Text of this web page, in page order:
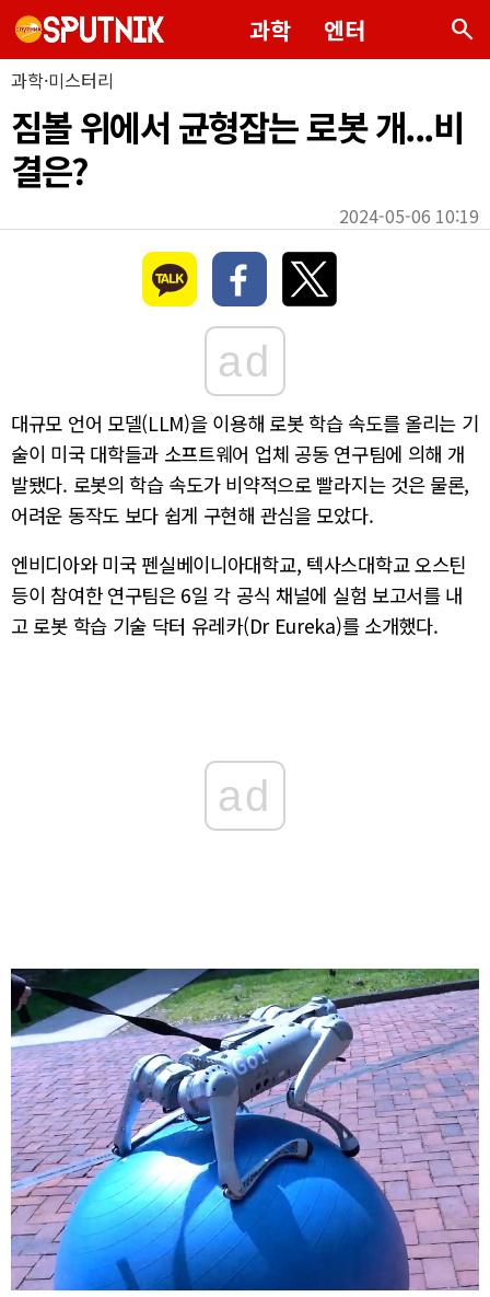
과학 엔터 search
과학·미스터리
짐볼 위에서 균형잡는 로봇 개...비
결은?
2024-05-06 10:19
ad
대규모 언어 모델(LLM)을 이용해 로봇 학습 속도를 올리는 기
술이 미국 대학들과 소프트웨어 업체 공동 연구팀에 의해 개
발됐다. 로봇의 학습 속도가 비약적으로 빨라지는 것은 물론,
어려운 동작도 보다 쉽게 구현해 관심을 모았다.
엔비디아와 미국 펜실베이니아대학교, 텍사스대학교 오스틴
등이 참여한 연구팀은 6일 각 공식 채널에 실험 보고서를 내
고 로봇 학습 기술 닥터 유레카(Dr Eureka)를 소개했다.
ad